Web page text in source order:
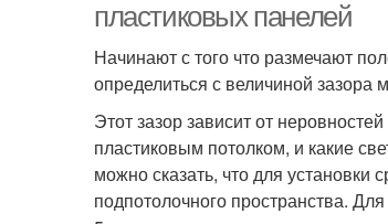
пластиковых панелей
Начинают с того что размечают
определиться с величиной
Этот зазор зависит от
пластиковым потолком, и какие
можно сказать, что для установки
подпотолочного пространства.